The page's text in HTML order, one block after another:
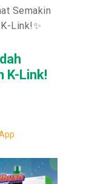
Semakin
Link!✨
K-Link!